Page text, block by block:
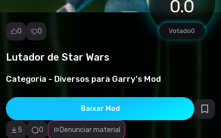
0.0
Votado0
0 0
Lutador de Star Wars
Categoria - Diversos para Garry's Mod
Baixar Mod
5 0
Denunciar material
Denunciar
incorreta
Software